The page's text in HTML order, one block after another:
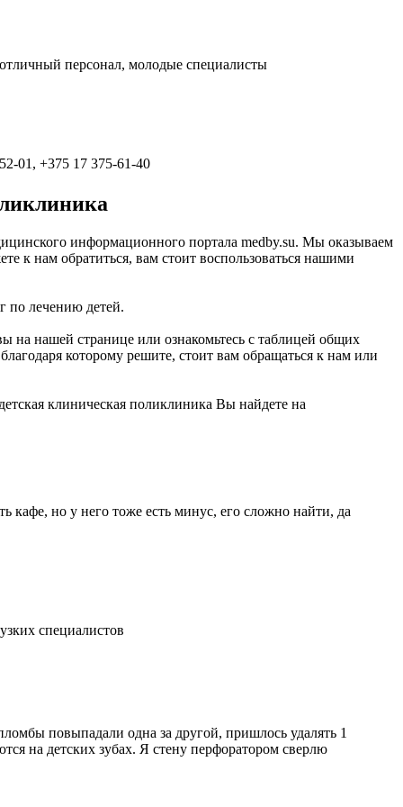
персонал, молодые специалисты
01, +375 17 375-61-40
информационного портала medby.su. Мы оказываем
к нам обратиться, вам стоит воспользоваться нашими
по лечению детей.
на нашей странице или ознакомьтесь с таблицей общих
которому решите, стоит вам обращаться к нам или
клиническая поликлиника Вы найдете на
но у него тоже есть минус, его сложно найти, да
специалистов
повыпадали одна за другой, пришлось удалять 1
на детских зубах. Я стену перфоратором сверлю